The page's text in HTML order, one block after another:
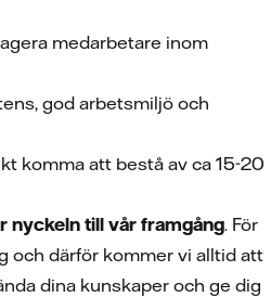
medarbetare inom
god arbetsmiljö och
komma att bestå av ca 15-20
nyckeln till vår framgång. För
och därför kommer vi alltid att
dina kunskaper och ge dig